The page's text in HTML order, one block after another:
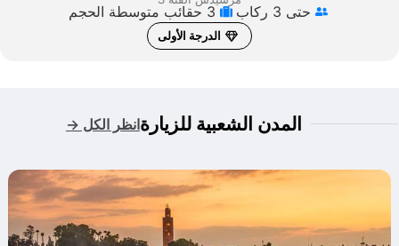
حتى 3 ركاب 3 حقائب متوسطة الحجم
الدرجة الأولى
المدن الشعبية للزيارةانظر الكل →